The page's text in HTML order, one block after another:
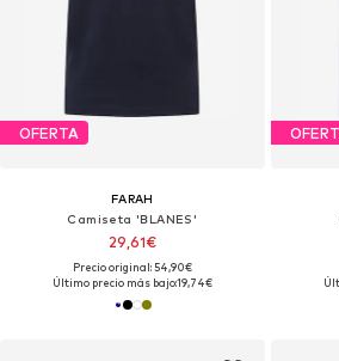
OFERTA
FARAH
Camiseta 'BLANES'
29,61€
Precio original: 54,90€
Último precio más bajo:19,74€